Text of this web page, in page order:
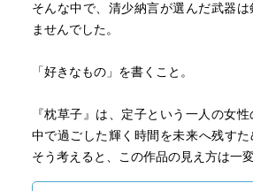
そんな中で、清少納言が選んだ武器は
ませんでした。
「好きなもの」を書くこと。
『枕草子』は、定子という一人の女
中で過ごした輝く時間を未来へ残す
そう考えると、この作品の見え方は一変